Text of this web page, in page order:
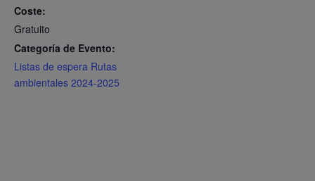
Coste:
Gratuito
Categoría de Evento:
Listas de espera Rutas
ambientales 2024-2025